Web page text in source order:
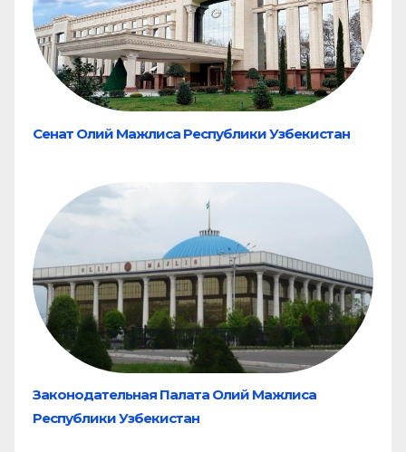
Сенат Олий Мажлиса Республики Узбекистан
Законодательная Палата Олий Мажлиса
Республики Узбекистан